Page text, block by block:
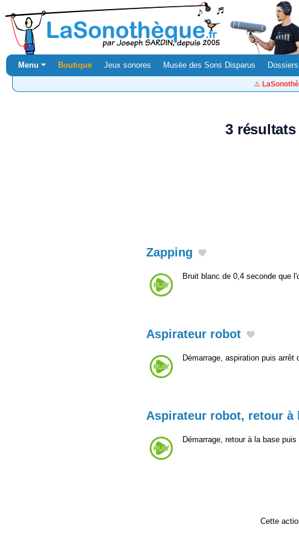
Menu ⏷ Boutique Jeux sonores Musée des Sons Disparus Dossiers
⚠️
3
Zapping
Bruit blanc de 0,4 seconde que
Aspirateur robot
Démarrage, aspiration puis arrêt
Aspirateur robot, retour à
Démarrage, retour à la base
Cette